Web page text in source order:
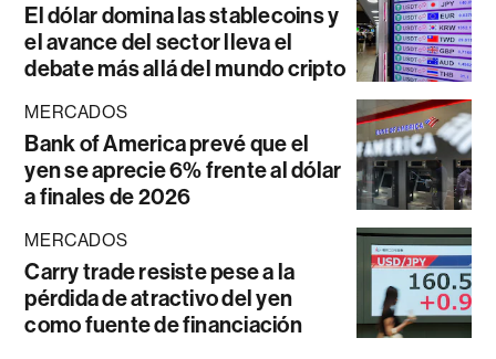
El dólar domina las stablecoins y
el avance del sector lleva el
debate más allá del mundo cripto
MERCADOS
Bank of America prevé que el
yen se aprecie 6% frente al dólar
a finales de 2026
MERCADOS
Carry trade resiste pese a la
pérdida de atractivo del yen
como fuente de financiación